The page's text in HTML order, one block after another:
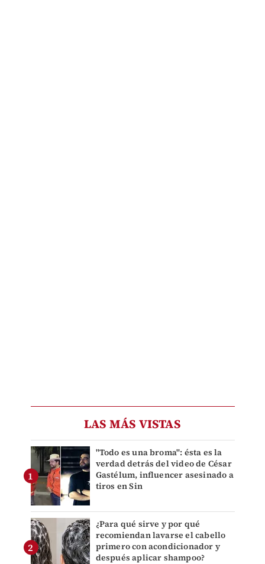
LAS MÁS VISTAS
"Todo es una broma": ésta es la
verdad detrás del video de César
Gastélum, influencer asesinado a
tiros en Sin
¿Para qué sirve y por qué
recomiendan lavarse el cabello
primero con acondicionador y
después aplicar shampoo?